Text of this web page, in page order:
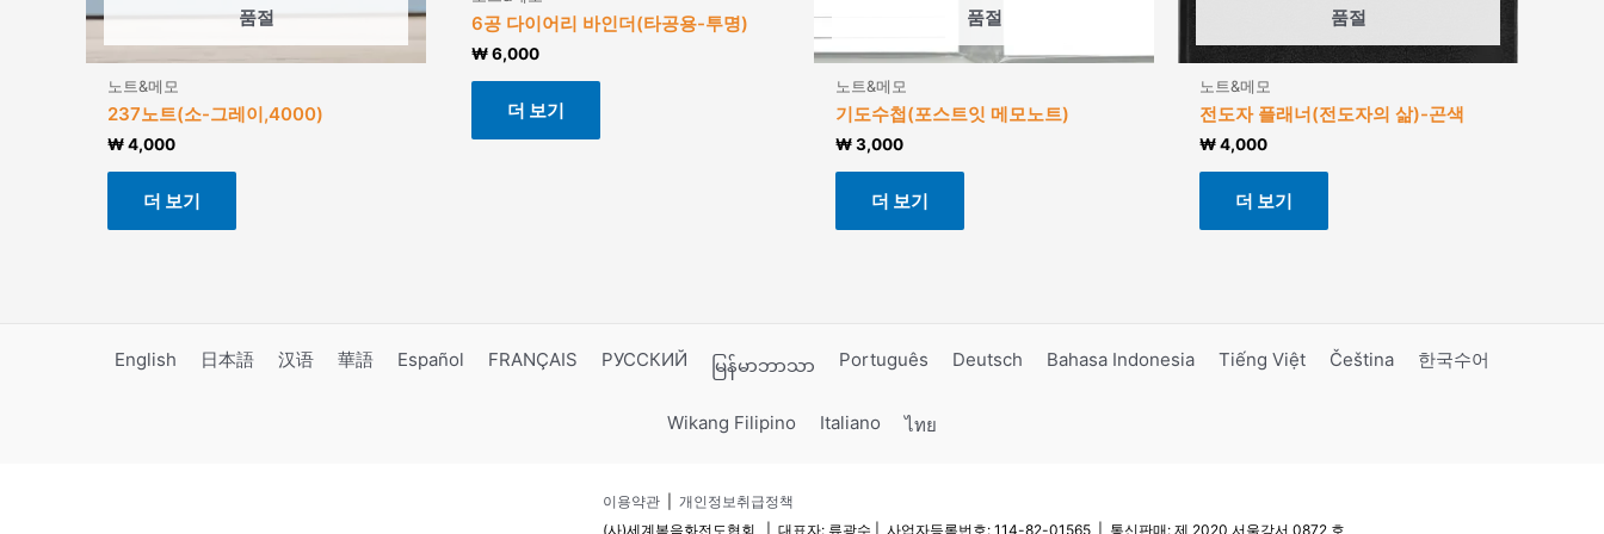
품절
노트&메모
237노트(소-그레이,4000)
₩4,000
더 보기
6공 다이어리 바인더(타공용-투명)
₩6,000
더 보기
품절
노트&메모
기도수첩(포스트잇 메모노트)
₩3,000
더 보기
품절
노트&메모
전도자 플래너(전도자의 삶)-곤색
₩4,000
더 보기
English 日本語 汉语 華語 Español FRANÇAIS РУССКИЙ မြန်မာဘာသာ Português Deutsch Bahasa Indonesia Tiếng Việt Čeština 한국수어
Wikang Filipino Italiano ไทย
이용약관
개인정보취급정책
(사)세계복음화전도협회 | 대표자: 류광수 | 사업자등록번호: 114-82-01565 | 통신판매: 제 2020 서울강서 0872 호